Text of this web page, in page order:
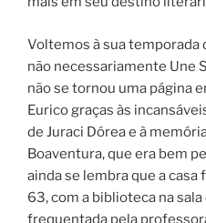
Voltemos à sua temporada
não necessariamente Une
não se tornou uma página
Eurico graças às
de Juraci Dórea e à
Boaventura, que era bem
ainda se lembra que a casa
63, com a biblioteca na
frequentada pela